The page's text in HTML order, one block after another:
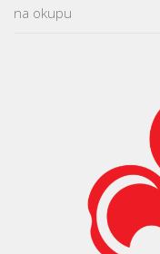
na okupu